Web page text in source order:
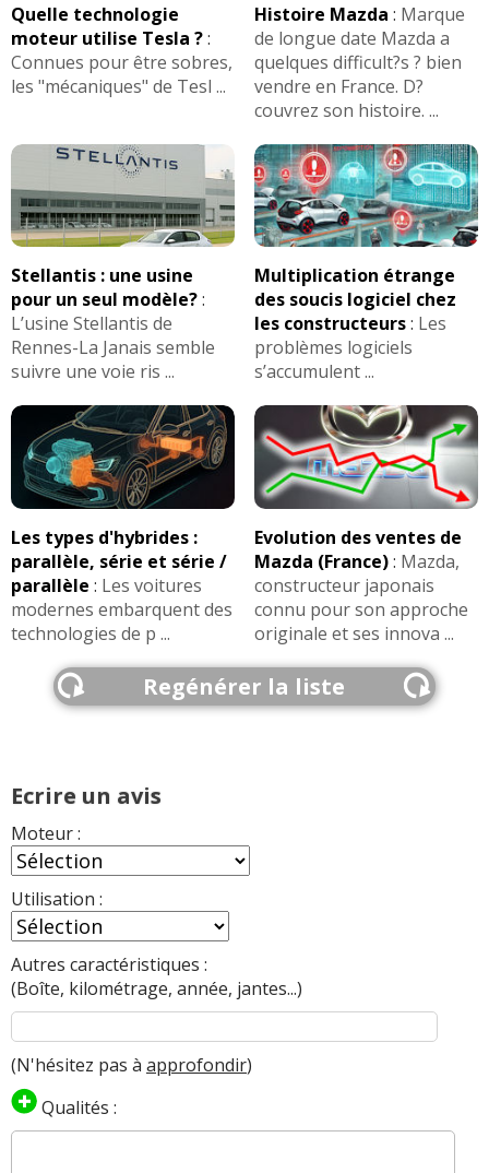
Quelle technologie
moteur utilise Tesla ?:
Connues pour être sobres,
les "mécaniques" de Tesl ...
Histoire Mazda : Marque
de longue date Mazda a
quelques difficult?s ? bien
vendre en France. D?
couvrez son histoire. ...
Stellantis : une usine
pour un seul modèle?:
L’usine Stellantis de
Rennes-La Janais semble
suivre une voie ris ...
Multiplication étrange
des soucis logiciel chez
les constructeurs: Les
problèmes logiciels
s’accumulent ...
Les types d'hybrides :
parallèle, série et série /
parallèle : Les voitures
modernes embarquent des
technologies de p ...
Evolution des ventes de
Mazda (France): Mazda,
constructeur japonais
connu pour son approche
originale et ses innova ...
Regénérer la liste
Ecrire un avis
Moteur :
Utilisation :
Autres caractéristiques :
(Boîte, kilométrage, année, jantes...)
(N'hésitez pas à approfondir)
Qualités :